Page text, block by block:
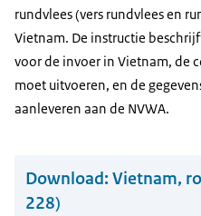
rundvlees (vers rundvlees en
Vietnam. De instructie
voor de invoer in Vietnam, de
moet uitvoeren, en de
aanleveren aan de NVWA.
Download: Vietnam,
228)